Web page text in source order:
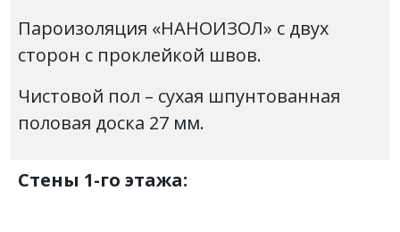
Пароизоляция «НАНОИЗОЛ» с двух
сторон с проклейкой швов.
Чистовой пол – сухая шпунтованная
половая доска 27 мм.
Стены 1-го этажа: